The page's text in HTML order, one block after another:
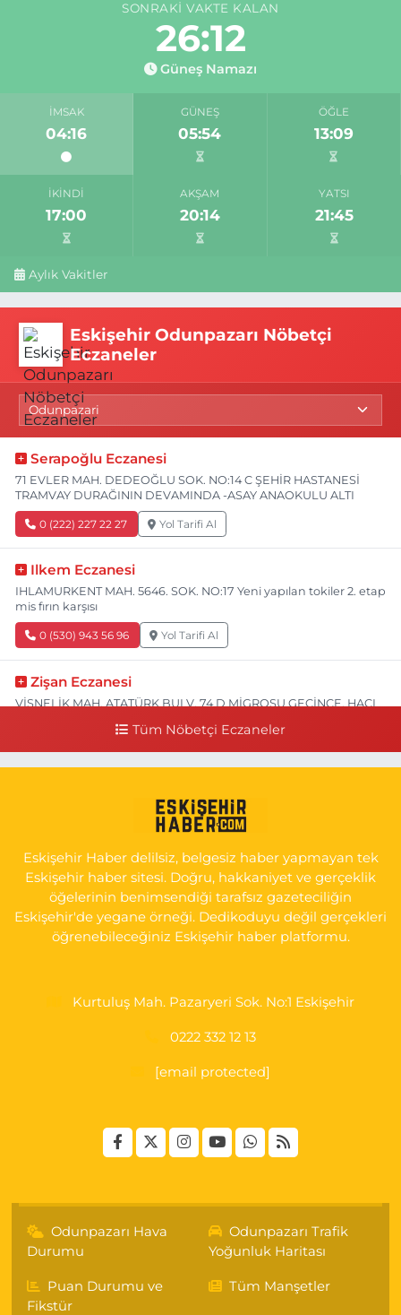
SONRAKI VAKTE KALAN
26:12
Güneş Namazı
İMSAK
04:16
GÜNEŞ
05:54
ÖĞLE
13:09
İKINDI
17:00
AKŞAM
20:14
YATSI
21:45
Aylık Vakitler
Eskişehir Odunpazarı Nöbetçi
Eczaneler
Serapoğlu Eczanesi
71 EVLER MAH. DEDEOĞLU SOK. NO:14 C ŞEHİR HASTANESİ
TRAMVAY DURAĞININ DEVAMINDA -ASAY ANAOKULU ALTI
0 (222) 227 22 27 Yol Tarifi Al
Ilkem Eczanesi
IHLAMURKENT MAH. 5646. SOK. NO:17 Yeni yapılan tokiler 2. etap
mis fırın karşısı
0 (530) 943 56 96 Yol Tarifi Al
Zişan Eczanesi
VİŞNELİK MAH. ATATÜRK BULV. 74 D MİGROSU GEÇİNCE, HACI
KIRMIZITOPRAK MAH.ERCAN SOK. NO:14 C ESKİ HAVA
HASTANESİ POLİKLİNİK KAPISI KARŞISI
0 (222) 240 55 11 Yol Tarifi Al
Tüm Nöbetçi Eczaneler
Eskişehir Haber delilsiz, belgesiz haber yapmayan tek
Eskişehir haber sitesi. Doğru, hakkaniyet ve gerçeklik
öğelerinin benimsendiği tarafsız gazeteciliğin
Eskişehir'de yegane örneği. Dedikoduyu değil gerçekleri
öğrenebileceğiniz Eskişehir haber platformu.
Kurtuluş Mah. Pazaryeri Sok. No:1 Eskişehir
0222 332 12 13
[email protected]
Odunpazarı Hava
Durumu
Odunpazarı Trafik
Yoğunluk Haritası
Puan Durumu ve
Fikstür
Tüm Manşetler